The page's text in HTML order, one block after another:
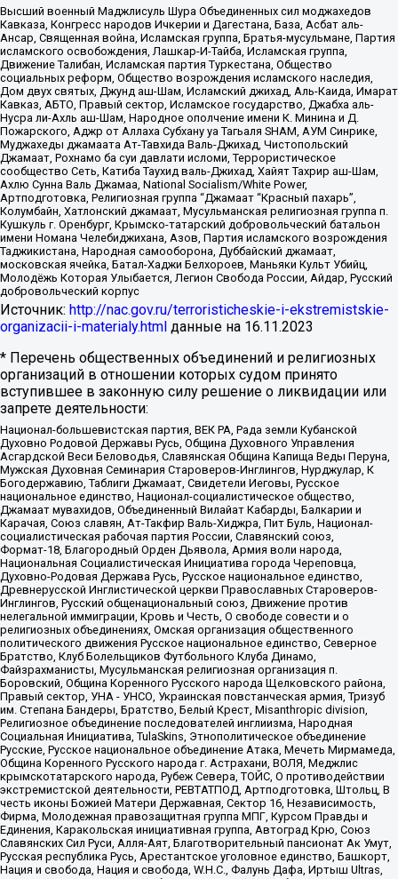
Высший военный Маджлисуль Шура Объединенных сил моджахедов
Кавказа, Конгресс народов Ичкерии и Дагестана, База, Асбат аль-
Ансар, Священная война, Исламская группа, Братья-мусульмане, Партия
исламского освобождения, Лашкар-И-Тайба, Исламская группа,
Движение Талибан, Исламская партия Туркестана, Общество
социальных реформ, Общество возрождения исламского наследия,
Дом двух святых, Джунд аш-Шам, Исламский джихад, Аль-Каида, Имарат
Кавказ, АБТО, Правый сектор, Исламское государство, Джабха аль-
Нусра ли-Ахль аш-Шам, Народное ополчение имени К. Минина и Д.
Пожарского, Аджр от Аллаха Субхану уа Тагьаля SHAM, АУМ Синрике,
Муджахеды джамаата Ат-Тавхида Валь-Джихад, Чистопольский
Джамаат, Рохнамо ба суи давлати исломи, Террористическое
сообщество Сеть, Катиба Таухид валь-Джихад, Хайят Тахрир аш-Шам,
Ахлю Сунна Валь Джамаа, National Socialism/White Power,
Артподготовка, Религиозная группа “Джамаат “Красный пахарь”,
Колумбайн, Хатлонский джамаат, Мусульманская религиозная группа п.
Кушкуль г. Оренбург, Крымско-татарский добровольческий батальон
имени Номана Челебиджихана, Азов, Партия исламского возрождения
Таджикистана, Народная самооборона, Дуббайский джамаат,
московская ячейка, Батал-Хаджи Белхороев, Маньяки Культ Убийц,
Молодёжь Которая Улыбается, Легион Свобода России, Айдар, Русский
добровольческий корпус
Источник: http://nac.gov.ru/terroristicheskie-i-ekstremistskie-
organizacii-i-materialy.html данные на 16.11.2023
* Перечень общественных объединений и религиозных
организаций в отношении которых судом принято
вступившее в законную силу решение о ликвидации или
запрете деятельности:
Национал-большевистская партия, ВЕК РА, Рада земли Кубанской
Духовно Родовой Державы Русь, Община Духовного Управления
Асгардской Веси Беловодья, Славянская Община Капища Веды Перуна,
Мужская Духовная Семинария Староверов-Инглингов, Нурджулар, К
Богодержавию, Таблиги Джамаат, Свидетели Иеговы, Русское
национальное единство, Национал-социалистическое общество,
Джамаат мувахидов, Объединенный Вилайат Кабарды, Балкарии и
Карачая, Союз славян, Ат-Такфир Валь-Хиджра, Пит Буль, Национал-
социалистическая рабочая партия России, Славянский союз,
Формат-18, Благородный Орден Дьявола, Армия воли народа,
Национальная Социалистическая Инициатива города Череповца,
Духовно-Родовая Держава Русь, Русское национальное единство,
Древнерусской Инглистической церкви Православных Староверов-
Инглингов, Русский общенациональный союз, Движение против
нелегальной иммиграции, Кровь и Честь, О свободе совести и о
религиозных объединениях, Омская организация общественного
политического движения Русское национальное единство, Северное
Братство, Клуб Болельщиков Футбольного Клуба Динамо,
Файзрахманисты, Мусульманская религиозная организация п.
Боровский, Община Коренного Русского народа Щелковского района,
Правый сектор, УНА - УНСО, Украинская повстанческая армия, Тризуб
им. Степана Бандеры, Братство, Белый Крест, Misanthropic division,
Религиозное объединение последователей инглиизма, Народная
Социальная Инициатива, TulaSkins, Этнополитическое объединение
Русские, Русское национальное объединение Атака, Мечеть Мирмамеда,
Община Коренного Русского народа г. Астрахани, ВОЛЯ, Меджлис
крымскотатарского народа, Рубеж Севера, ТОЙС, О противодействии
экстремистской деятельности, РЕВТАТПОД, Артподготовка, Штольц, В
честь иконы Божией Матери Державная, Сектор 16, Независимость,
Фирма, Молодежная правозащитная группа МПГ, Курсом Правды и
Единения, Каракольская инициативная группа, Автоград Крю, Союз
Славянских Сил Руси, Алля-Аят, Благотворительный пансионат Ак Умут,
Русская республика Русь, Арестантское уголовное единство, Башкорт,
Нация и свобода, Нация и свобода, W.H.С., Фалунь Дафа, Иртыш Ultras,